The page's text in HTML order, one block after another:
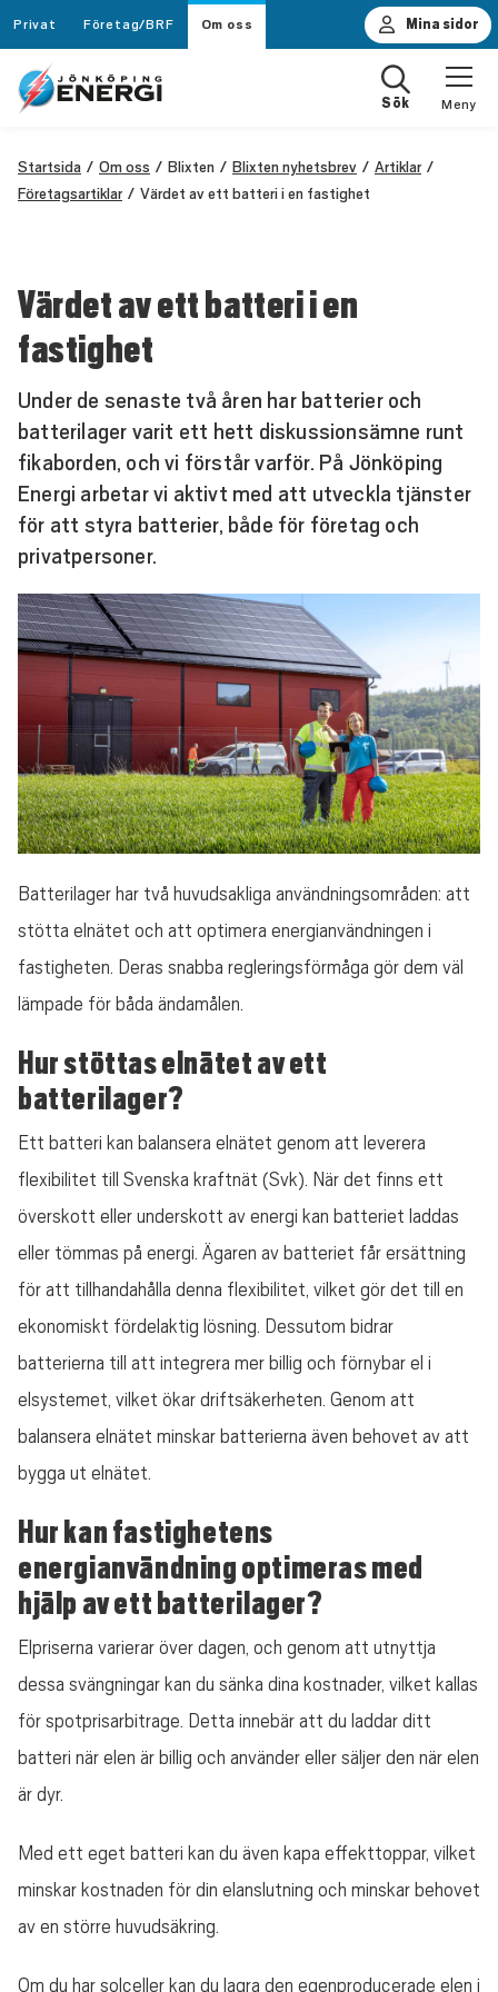
Privat Företag/BRF Om oss
Sök
Mina sidor
Meny
Startsida Om oss Blixten Blixten nyhetsbrev
Artiklar
Företagsartiklar
Värdet av ett batteri i en fastighet
Värdet av ett batteri i en
fastighet
Under de senaste två åren har batterier och
batterilager varit ett hett diskussionsämne runt
fikaborden, och vi förstår varför. På Jönköping
Energi arbetar vi aktivt med att utveckla tjänster
för att styra batterier, både för företag och
privatpersoner.
Batterilager har två huvudsakliga användningsområden: att
stötta elnätet och att optimera energianvändningen i
fastigheten. Deras snabba regleringsförmåga gör dem väl
lämpade för båda ändamålen.
Hur stöttas elnätet av ett
batterilager?
Ett batteri kan balansera elnätet genom att leverera
flexibilitet till Svenska kraftnät (Svk). När det finns ett
överskott eller underskott av energi kan batteriet laddas
eller tömmas på energi. Ägaren av batteriet får ersättning
för att tillhandahålla denna flexibilitet, vilket gör det till en
ekonomiskt fördelaktig lösning. Dessutom bidrar
batterierna till att integrera mer billig och förnybar el i
elsystemet, vilket ökar driftsäkerheten. Genom att
balansera elnätet minskar batterierna även behovet av att
bygga ut elnätet.
Hur kan fastighetens
energianvändning optimeras med
hjälp av ett batterilager?
Elpriserna varierar över dagen, och genom att utnyttja
dessa svängningar kan du sänka dina kostnader, vilket kallas
för spotprisarbitrage. Detta innebär att du laddar ditt
batteri när elen är billig och använder eller säljer den när elen
är dyr.
Med ett eget batteri kan du även kapa effekttoppar, vilket
minskar kostnaden för din elanslutning och minskar behovet
av en större huvudsäkring.
Om du har solceller kan du lagra den egenproducerade elen i